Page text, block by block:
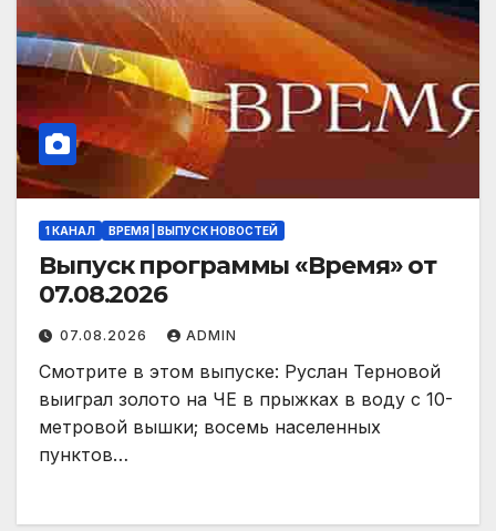
1 КАНАЛ ВРЕМЯ | ВЫПУСК НОВОСТЕЙ
Выпуск программы «Время» от
07.08.2026
07.08.2026 ADMIN
Смотрите в этом выпуске: Руслан Терновой
выиграл золото на ЧЕ в прыжках в воду с 10-
метровой вышки; восемь населенных
пунктов…